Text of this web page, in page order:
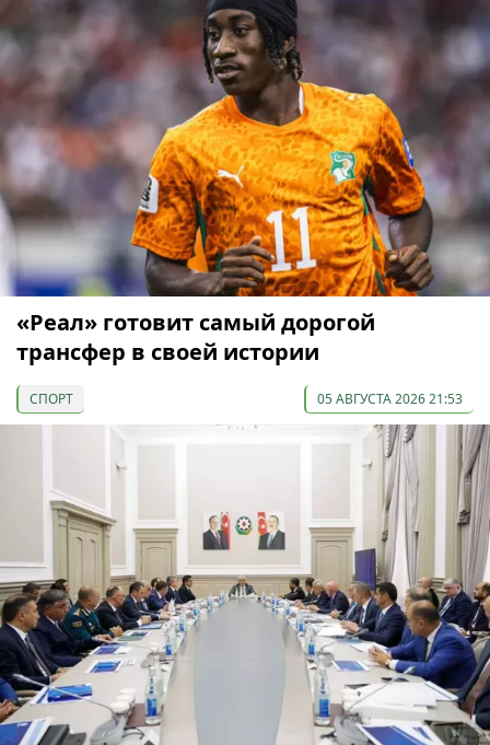
«Реал» готовит самый дорогой
трансфер в своей истории
СПОРТ 05 АВГУСТА 2026 21:53